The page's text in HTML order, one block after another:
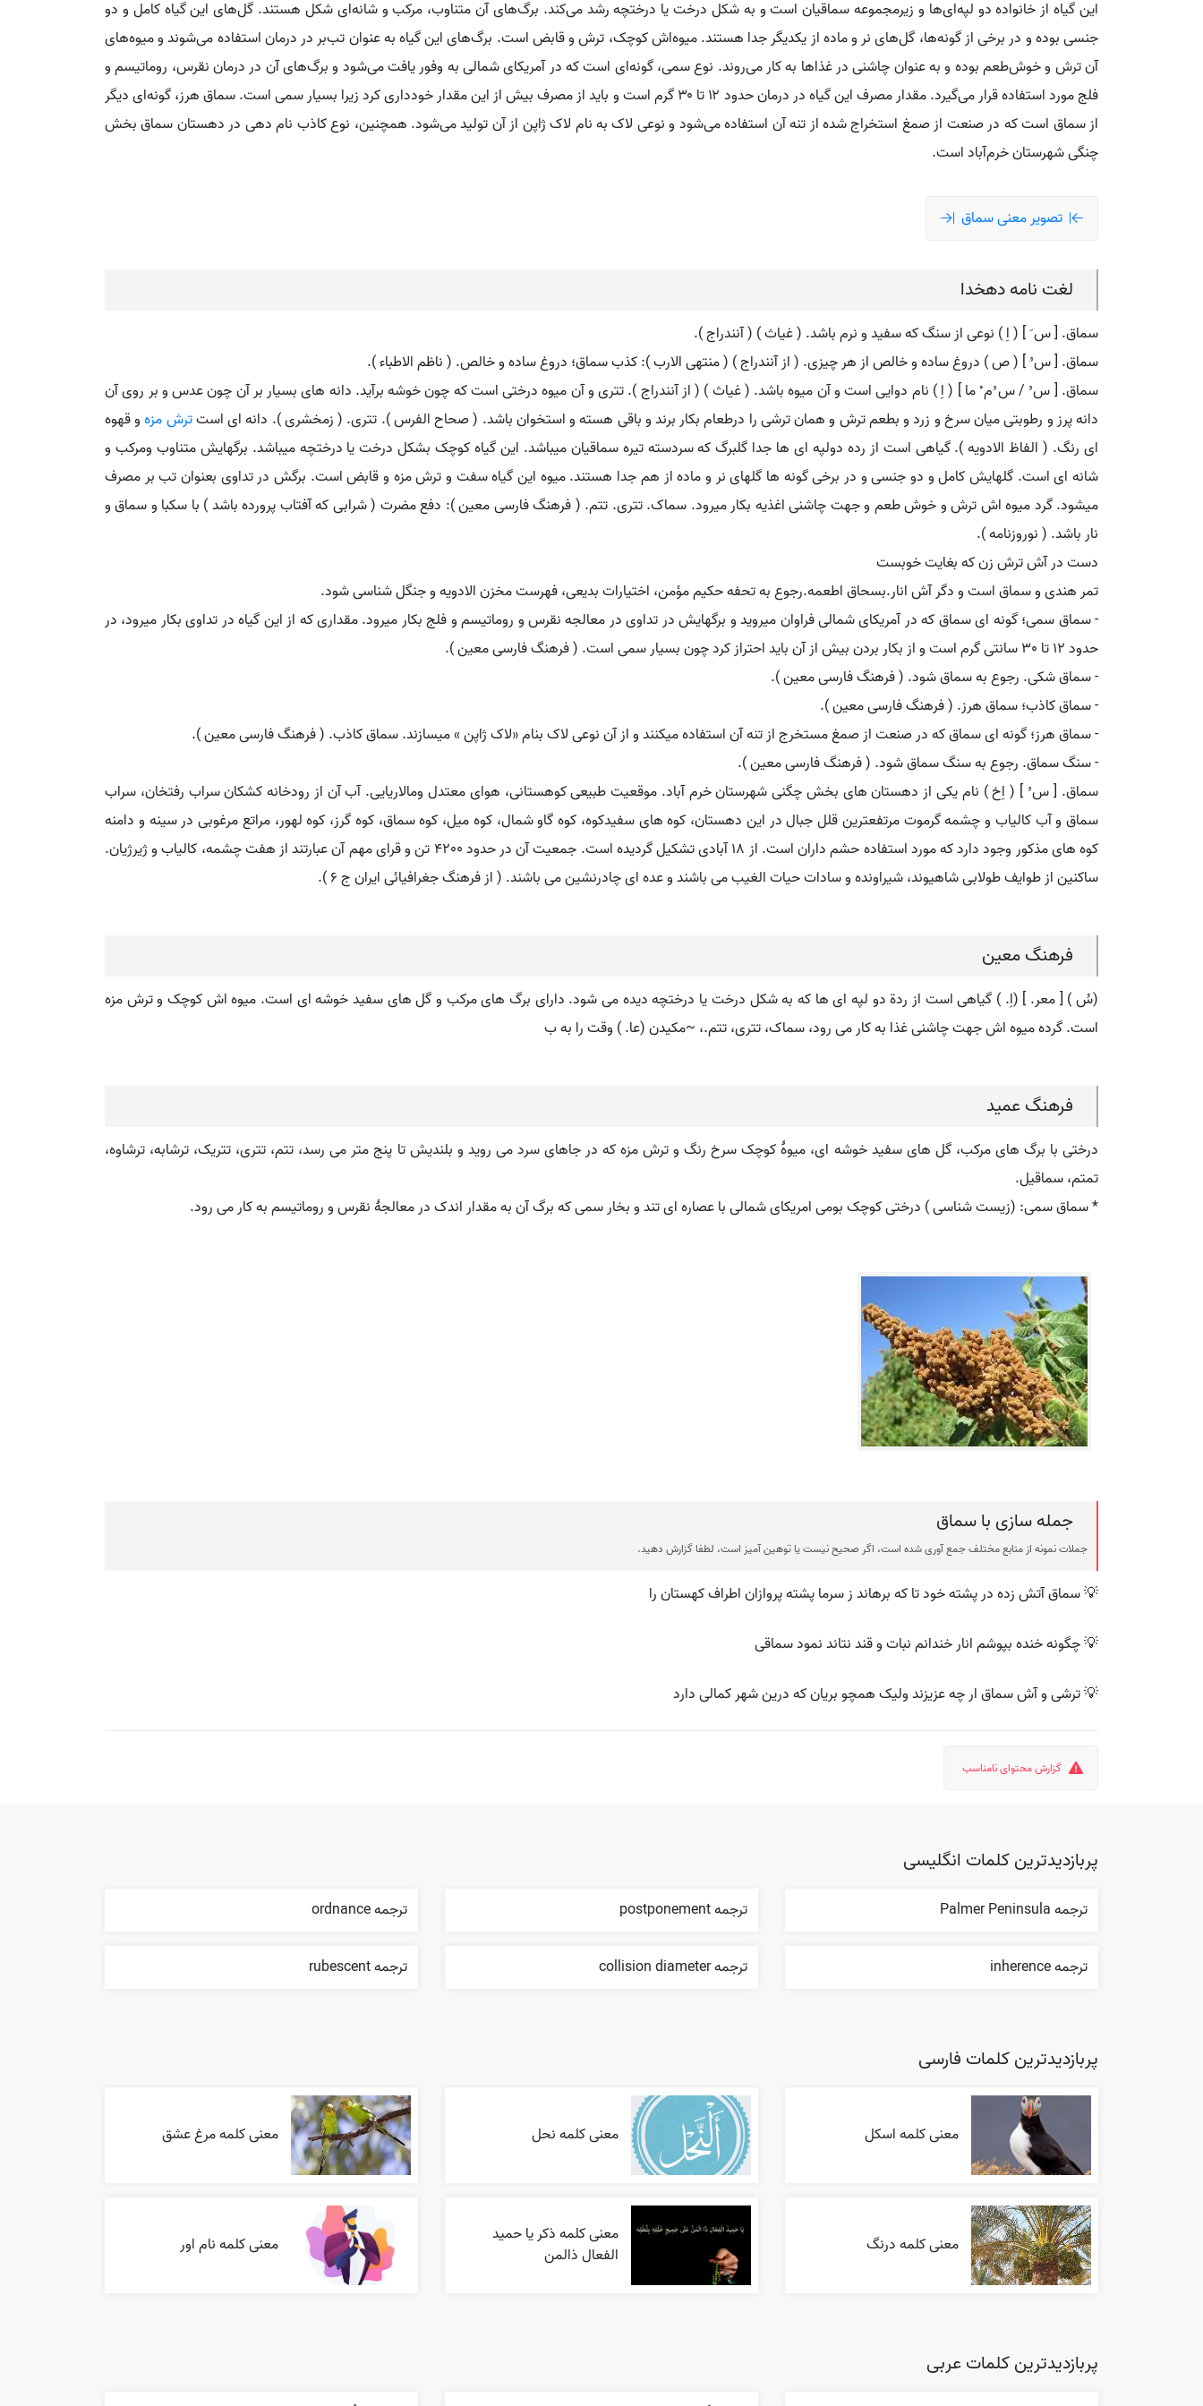
این گیاه از خانواده دو لپه‌ای‌ها و زیرمجموعه سماقیان است و به شکل درخت یا درختچه رشد می‌کند. برگ‌های آن متناوب، مرکب و شانه‌ای شکل هستند. گل‌های این گیاه کامل و دو
جنسی بوده و در برخی از گونه‌ها، گل‌های نر و ماده از یکدیگر جدا هستند. میوه‌اش کوچک، ترش و قابض است. برگ‌های این گیاه به عنوان تب‌بر در درمان استفاده می‌شوند و میوه‌های
آن ترش و خوش‌طعم بوده و به عنوان چاشنی در غذاها به کار می‌روند. نوع سمی، گونه‌ای است که در آمریکای شمالی به وفور یافت می‌شود و برگ‌های آن در درمان نقرس، روماتیسم و
فلج مورد استفاده قرار می‌گیرد. مقدار مصرف این گیاه در درمان حدود ۱۲ تا ۳۰ گرم است و باید از مصرف بیش از این مقدار خودداری کرد زیرا بسیار سمی است. سماق هرز، گونه‌ای دیگر
از سماق است که در صنعت از صمغ استخراج شده از تنه آن استفاده می‌شود و نوعی لاک به نام لاک ژاپن از آن تولید می‌شود. همچنین، نوع کاذب نام دهی در دهستان سماق بخش
چنگی شهرستان خرم‌آباد است.
تصویر معنی سماق
لغت نامه دهخدا
سماق. [ س َ ] ( اِ ) نوعی از سنگ که سفید و نرم باشد. ( غیاث ) ( آنندراج ).
سماق. [ س ُ ] ( ص ) دروغ ساده و خالص از هر چیزی. ( از آنندراج ) ( منتهی الارب ): کذب سماق؛ دروغ ساده و خالص. ( ناظم الاطباء ).
سماق. [ س ُ / س ُم ْ ما ] ( اِ ) نام دوایی است و آن میوه باشد. ( غیاث ) ( از آنندراج ). تتری و آن میوه درختی است که چون خوشه برآید. دانه های بسیار بر آن چون عدس و بر روی آن
دانه پرز و رطوبتی میان سرخ و زرد و بطعم ترش و همان ترشی را درطعام بکار برند و باقی هسته و استخوان باشد. ( صحاح الفرس ). تتری. ( زمخشری ). دانه ای استترش مزهو قهوه
ای رنگ. ( الفاظ الادویه ). گیاهی است از رده دولپه ای ها جدا گلبرگ که سردسته تیره سماقیان میباشد. این گیاه کوچک بشکل درخت یا درختچه میباشد. برگهایش متناوب ومرکب و
شانه ای است. گلهایش کامل و دو جنسی و در برخی گونه ها گلهای نر و ماده از هم جدا هستند. میوه این گیاه سفت و ترش مزه و قابض است. برگش در تداوی بعنوان تب بر مصرف
میشود. گرد میوه اش ترش و خوش طعم و جهت چاشنی اغذیه بکار میرود. سماک. تتری. تتم. ( فرهنگ فارسی معین ): دفع مضرت ( شرابی که آفتاب پرورده باشد ) با سکبا و سماق و
نار باشد. ( نوروزنامه ).
دست در آش ترش زن که بغایت خوبست
تمر هندی و سماق است و دگر آش انار.بسحاق اطعمه.رجوع به تحفه حکیم مؤمن، اختیارات بدیعی، فهرست مخزن الادویه و جنگل شناسی شود.
- سماق سمی؛ گونه ای سماق که در آمریکای شمالی فراوان میروید و برگهایش در تداوی در معالجه نقرس و روماتیسم و فلج بکار میرود. مقداری که از این گیاه در تداوی بکار میرود، در
حدود 12 تا 30 سانتی گرم است و از بکار بردن بیش از آن باید احتراز کرد چون بسیار سمی است. ( فرهنگ فارسی معین ).
- سماق شکی. رجوع به سماق شود. ( فرهنگ فارسی معین ).
- سماق کاذب؛ سماق هرز. ( فرهنگ فارسی معین ).
- سماق هرز؛ گونه ای سماق که در صنعت از صمغ مستخرج از تنه آن استفاده میکنند و از آن نوعی لاک بنام «لاک ژاپن » میسازند. سماق کاذب. ( فرهنگ فارسی معین ).
- سنگ سماق. رجوع به سنگ سماق شود. ( فرهنگ فارسی معین ).
سماق. [ س ُ ] ( اِخ ) نام یکی از دهستان های بخش چگنی شهرستان خرم آباد. موقعیت طبیعی کوهستانی، هوای معتدل ومالاریایی. آب آن از رودخانه کشکان سراب رفتخان، سراب
سماق و آب کالیاب و چشمه گرموت مرتفعترین قلل جبال در این دهستان، کوه های سفیدکوه، کوه گاو شمال، کوه میل، کوه سماق، کوه گرز، کوه لهور، مراتع مرغوبی در سینه و دامنه
کوه های مذکور وجود دارد که مورد استفاده حشم داران است. از 18 آبادی تشکیل گردیده است. جمعیت آن در حدود 4200 تن و قرای مهم آن عبارتند از هفت چشمه، کالیاب و ژیرژیان.
ساکنین از طوایف طولابی شاهیوند، شیراونده و سادات حیات الغیب می باشند و عده ای چادرنشین می باشند. ( از فرهنگ جغرافیائی ایران ج 6 ).
فرهنگ معین
(سُ ) [ معر. ] (اِ. ) گیاهی است از ردة دو لپه ای ها که به شکل درخت یا درختچه دیده می شود. دارای برگ های مرکب و گل های سفید خوشه ای است. میوه اش کوچک و ترش مزه
است. گرده میوه اش جهت چاشنی غذا به کار می رود، سماک، تتری، تتم.، ~مکیدن (عا. ) وقت را به ب
فرهنگ عمید
درختی با برگ های مرکب، گل های سفید خوشه ای، میوۀ کوچک سرخ رنگ و ترش مزه که در جاهای سرد می روید و بلندیش تا پنج متر می رسد، تتم، تتری، تتریک، ترشابه، ترشاوه،
تمتم، سماقیل.
* سماق سمی: (زیست شناسی ) درختی کوچک بومی امریکای شمالی با عصاره ای تند و بخار سمی که برگ آن به مقدار اندک در معالجۀ نقرس و روماتیسم به کار می رود.
جمله سازی با سماق
جملات نمونه از منابع مختلف جمع آوری شده است، اگر صحیح نیست یا توهین آمیز است، لطفا گزارش دهید.
💡 سماق آتش زده در پشته خود تا که برهاند ز سرما پشته پروازان اطراف کهستان را
💡 چگونه خنده بپوشم انار خندانم نبات و قند نتاند نمود سماقی
💡 ترشی و آش سماق ار چه عزیزند ولیک همچو بریان که درین شهر کمالی دارد
گزارش محتوای نامناسب
پربازدیدترین کلمات انگلیسی
ترجمه Palmer Peninsula ترجمه postponement ترجمه ordnance
ترجمه inherence ترجمه collision diameter ترجمه rubescent
پربازدیدترین کلمات فارسی
معنی کلمه اسکل معنی کلمه نحل معنی کلمه مرغ عشق
معنی کلمه درنگ
معنی کلمه ذکر یا حمید
الفعال ذالمن
معنی کلمه نام اور
پربازدیدترین کلمات عربی